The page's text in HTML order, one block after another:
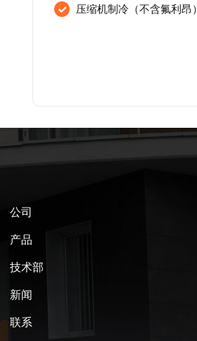
压缩机制冷（不含氟利昂）
公司
产品
技术部
新闻
联系